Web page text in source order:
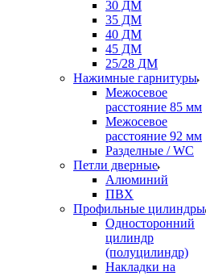
30 ДМ
35 ДМ
40 ДМ
45 ДМ
25/28 ДМ
Нажимные гарнитуры
Межосевое
расстояние 85 мм
Межосевое
расстояние 92 мм
Разделные / WC
Петли дверные
Алюминий
ПВХ
Профильные цилиндры
Односторонний
цилиндр
(полуцилиндр)
Накладки на